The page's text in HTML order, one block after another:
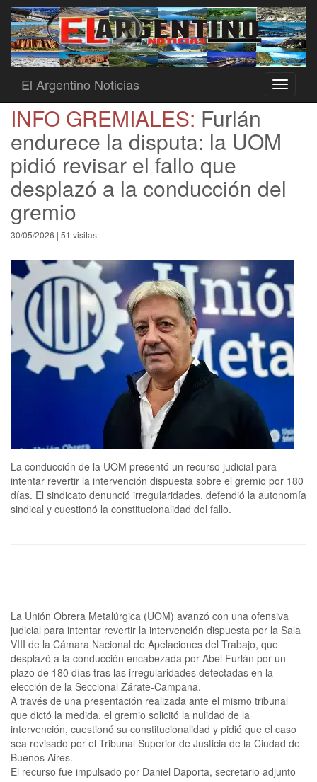
Toggle
El Argentino Noticias
INFO GREMIALES: Furlán
endurece la disputa: la UOM
pidió revisar el fallo que
desplazó a la conducción del
gremio
30/05/2026 | 51 visitas
La conducción de la UOM presentó un recurso judicial para
intentar revertir la intervención dispuesta sobre el gremio por 180
días. El sindicato denunció irregularidades, defendió la autonomía
sindical y cuestionó la constitucionalidad del fallo.
La Unión Obrera Metalúrgica (UOM) avanzó con una ofensiva
judicial para intentar revertir la intervención dispuesta por la Sala
VIII de la Cámara Nacional de Apelaciones del Trabajo, que
desplazó a la conducción encabezada por Abel Furlán por un
plazo de 180 días tras las irregularidades detectadas en la
elección de la Seccional Zárate-Campana.
A través de una presentación realizada ante el mismo tribunal
que dictó la medida, el gremio solicitó la nulidad de la
intervención, cuestionó su constitucionalidad y pidió que el caso
sea revisado por el Tribunal Superior de Justicia de la Ciudad de
Buenos Aires.
El recurso fue impulsado por Daniel Daporta, secretario adjunto